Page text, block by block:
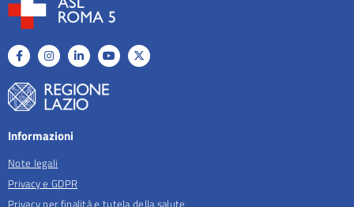
Informazioni
Note legali
Privacy e GDPR
Privacy per finalità e tutela della salute